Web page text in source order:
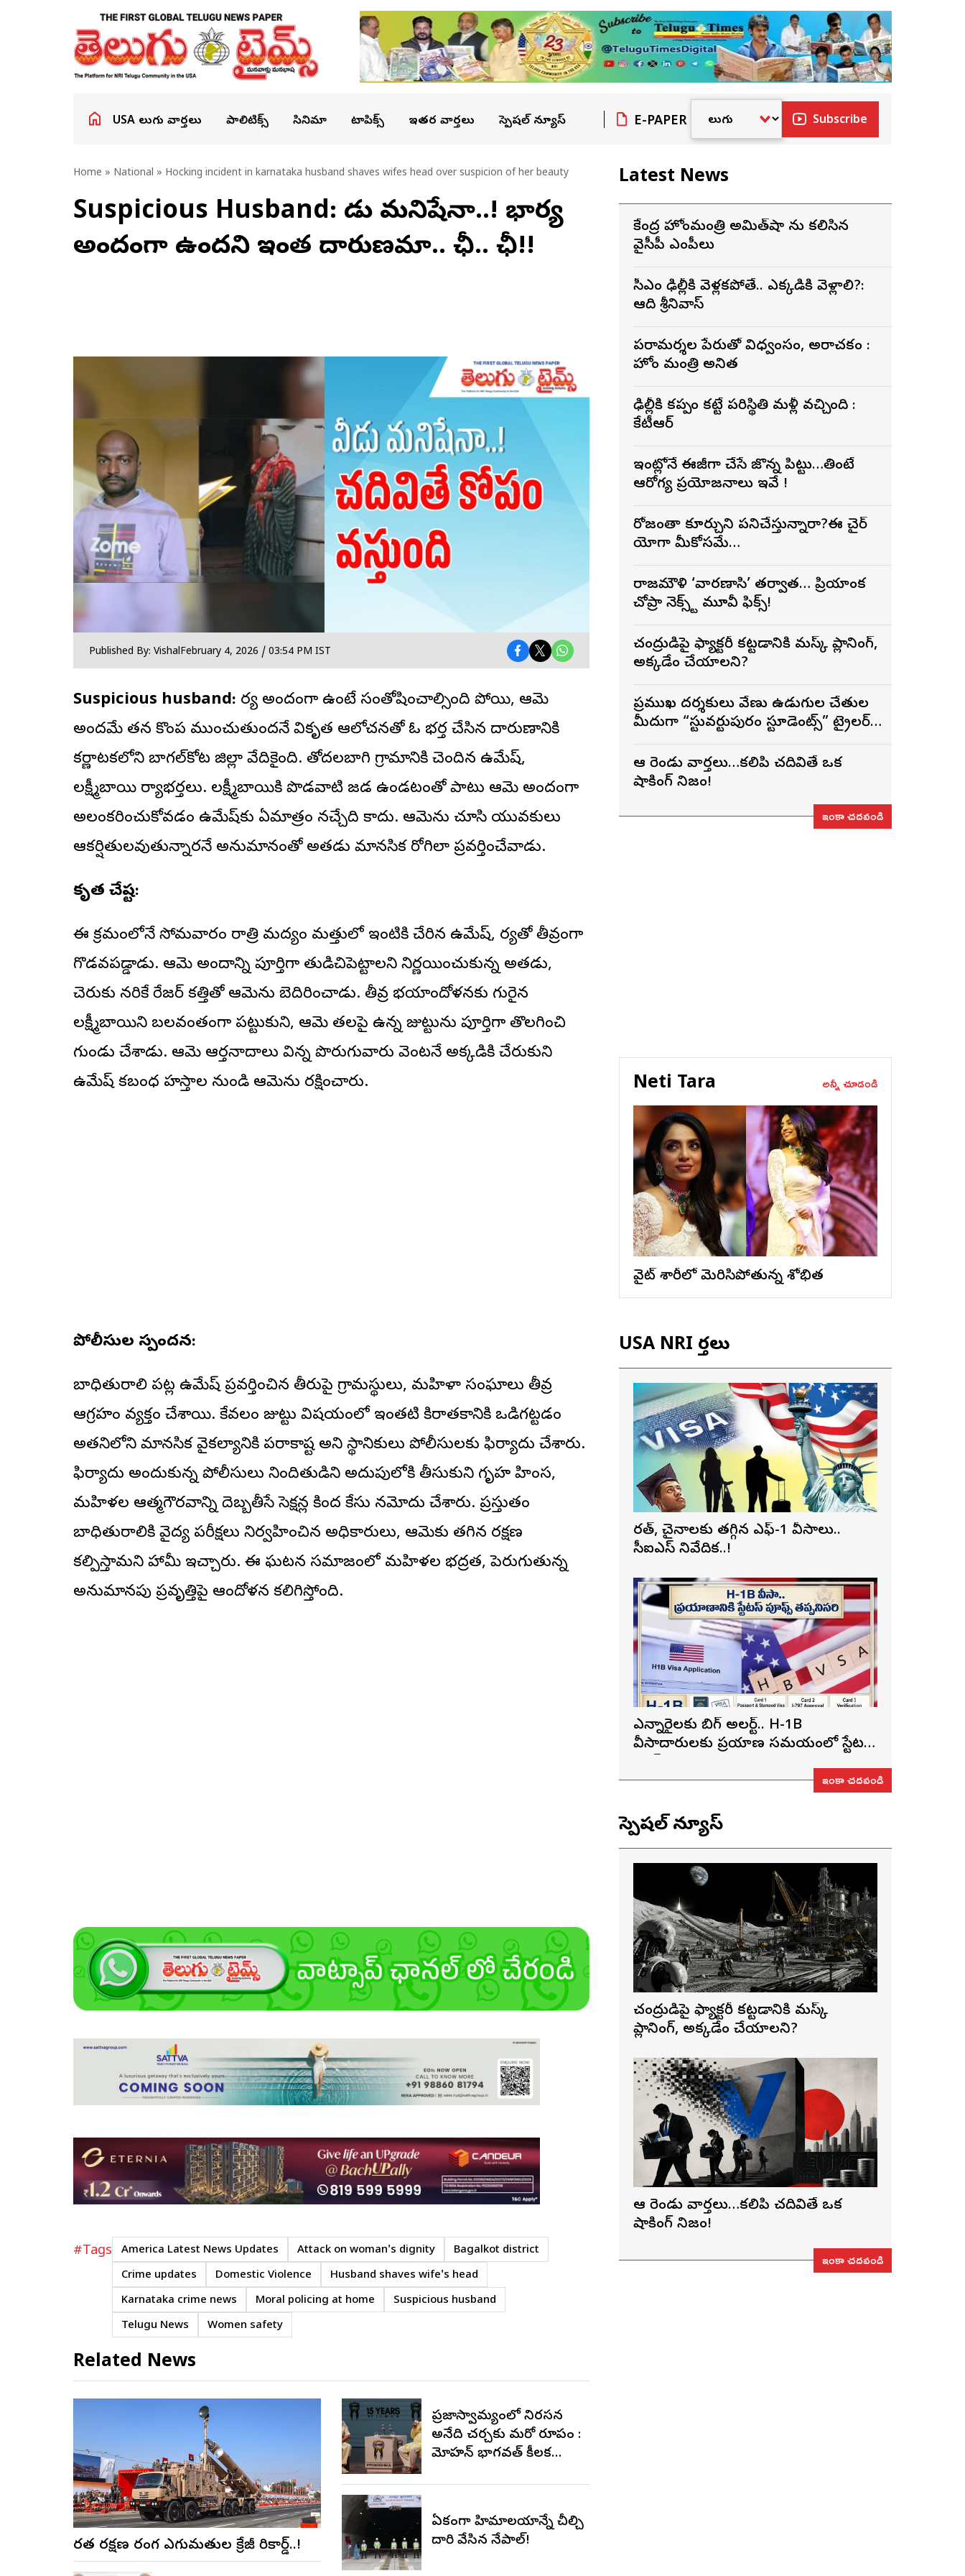
USA తెలుగు వార్తలు పాలిటిక్స్ సినిమా టాపిక్స్ ఇతర వార్తలు స్పెషల్ న్యూస్ E-PAPER Subscribe
Home » National » Hocking incident in karnataka husband shaves wifes head over suspicion of her beauty
Suspicious Husband: వీడు మనిషేనా..! భార్య
అందంగా ఉందని ఇంత దారుణమా.. ఛీ.. ఛీ!!
Published By: VishalFebruary 4, 2026 / 03:54 PM IST
Suspicious husband: భార్య అందంగా ఉంటే సంతోషించాల్సింది పోయి, ఆమె
అందమే తన కొంప ముంచుతుందనే వికృత ఆలోచనతో ఓ భర్త చేసిన దారుణానికి
కర్ణాటకలోని బాగల్‌కోట జిల్లా వేదికైంది. తోదలబాగి గ్రామానికి చెందిన ఉమేష్,
లక్ష్మీబాయి భార్యాభర్తలు. లక్ష్మీబాయికి పొడవాటి జడ ఉండటంతో పాటు ఆమె అందంగా
అలంకరించుకోవడం ఉమేష్‌కు ఏమాత్రం నచ్చేది కాదు. ఆమెను చూసి యువకులు
ఆకర్షితులవుతున్నారనే అనుమానంతో అతడు మానసిక రోగిలా ప్రవర్తించేవాడు.
వికృత చేష్ట:
ఈ క్రమంలోనే సోమవారం రాత్రి మద్యం మత్తులో ఇంటికి చేరిన ఉమేష్, భార్యతో తీవ్రంగా
గొడవపడ్డాడు. ఆమె అందాన్ని పూర్తిగా తుడిచిపెట్టాలని నిర్ణయించుకున్న అతడు,
చెరుకు నరికే రేజర్ కత్తితో ఆమెను బెదిరించాడు. తీవ్ర భయాందోళనకు గురైన
లక్ష్మీబాయిని బలవంతంగా పట్టుకుని, ఆమె తలపై ఉన్న జుట్టును పూర్తిగా తొలగించి
గుండు చేశాడు. ఆమె ఆర్తనాదాలు విన్న పొరుగువారు వెంటనే అక్కడికి చేరుకుని
ఉమేష్ కబంధ హస్తాల నుండి ఆమెను రక్షించారు.
పోలీసుల స్పందన:
బాధితురాలి పట్ల ఉమేష్ ప్రవర్తించిన తీరుపై గ్రామస్థులు, మహిళా సంఘాలు తీవ్ర
ఆగ్రహం వ్యక్తం చేశాయి. కేవలం జుట్టు విషయంలో ఇంతటి కిరాతకానికి ఒడిగట్టడం
అతనిలోని మానసిక వైకల్యానికి పరాకాష్ట అని స్థానికులు పోలీసులకు ఫిర్యాదు చేశారు.
ఫిర్యాదు అందుకున్న పోలీసులు నిందితుడిని అదుపులోకి తీసుకుని గృహ హింస,
మహిళల ఆత్మగౌరవాన్ని దెబ్బతీసే సెక్షన్ల కింద కేసు నమోదు చేశారు. ప్రస్తుతం
బాధితురాలికి వైద్య పరీక్షలు నిర్వహించిన అధికారులు, ఆమెకు తగిన రక్షణ
కల్పిస్తామని హామీ ఇచ్చారు. ఈ ఘటన సమాజంలో మహిళల భద్రత, పెరుగుతున్న
అనుమానపు ప్రవృత్తిపై ఆందోళన కలిగిస్తోంది.
#Tags America Latest News Updates Attack on woman's dignity
Bagalkot district
Crime updates
Domestic Violence
Husband shaves wife's head
Karnataka crime news
Moral policing at home
Suspicious husband
Telugu News
Women safety
Related News
భారత రక్షణ రంగ ఎగుమతుల క్రేజీ రికార్డ్..!
ప్రజాస్వామ్యంలో నిరసన
అనేది చర్చకు మరో రూపం :
మోహన్ భాగవత్ కీలక
ఏకంగా హిమాలయాన్నే చీల్చి
దారి వేసిన నేపాల్!
Latest News
కేంద్ర హోంమంత్రి అమిత్‌షా ను కలిసిన
వైసీపీ ఎంపీలు
సీఎం ఢిల్లీకి వెళ్లకపోతే.. ఎక్కడికి వెళ్లాలి?:
ఆది శ్రీనివాస్
పరామర్శల పేరుతో విధ్వంసం, అరాచకం :
హోం మంత్రి అనిత
ఢిల్లీకి కప్పం కట్టే పరిస్థితి మళ్లీ వచ్చింది :
కేటీఆర్
ఇంట్లోనే ఈజీగా చేసే జొన్న పిట్టు…తింటే
ఆరోగ్య ప్రయోజనాలు ఇవే !
రోజంతా కూర్చుని పనిచేస్తున్నారా?ఈ చైర్
యోగా మీకోసమే…
రాజమౌళి ‘వారణాసి’ తర్వాత… ప్రియాంక
చోప్రా నెక్స్ట్ మూవీ ఫిక్స్!
చంద్రుడిపై ఫ్యాక్టరీ కట్టడానికి మస్క్ ప్లానింగ్,
అక్కడేం చేయాలని?
ప్రముఖ దర్శకులు వేణు ఉడుగుల చేతుల
మీదుగా “స్టువర్టుపురం స్టూడెంట్స్” ట్రైలర్
ఆ రెండు వార్తలు…కలిపి చదివితే ఒక
షాకింగ్ నిజం!
ఇంకా చదవండి
Neti Tara అన్నీ చూడండి
వైట్ శారీలో మెరిసిపోతున్న శోభిత
USA NRI వార్తలు
భారత్, చైనాలకు తగ్గిన ఎఫ్-1 వీసాలు..
సీఐఎస్ నివేదిక..!
ఎన్నారైలకు బిగ్ అలర్ట్.. H-1B
వీసాదారులకు ప్రయాణ సమయంలో స్టేటస్
ఇంకా చదవండి
స్పెషల్ న్యూస్
చంద్రుడిపై ఫ్యాక్టరీ కట్టడానికి మస్క్
ప్లానింగ్, అక్కడేం చేయాలని?
ఆ రెండు వార్తలు…కలిపి చదివితే ఒక
షాకింగ్ నిజం!
ఇంకా చదవండి